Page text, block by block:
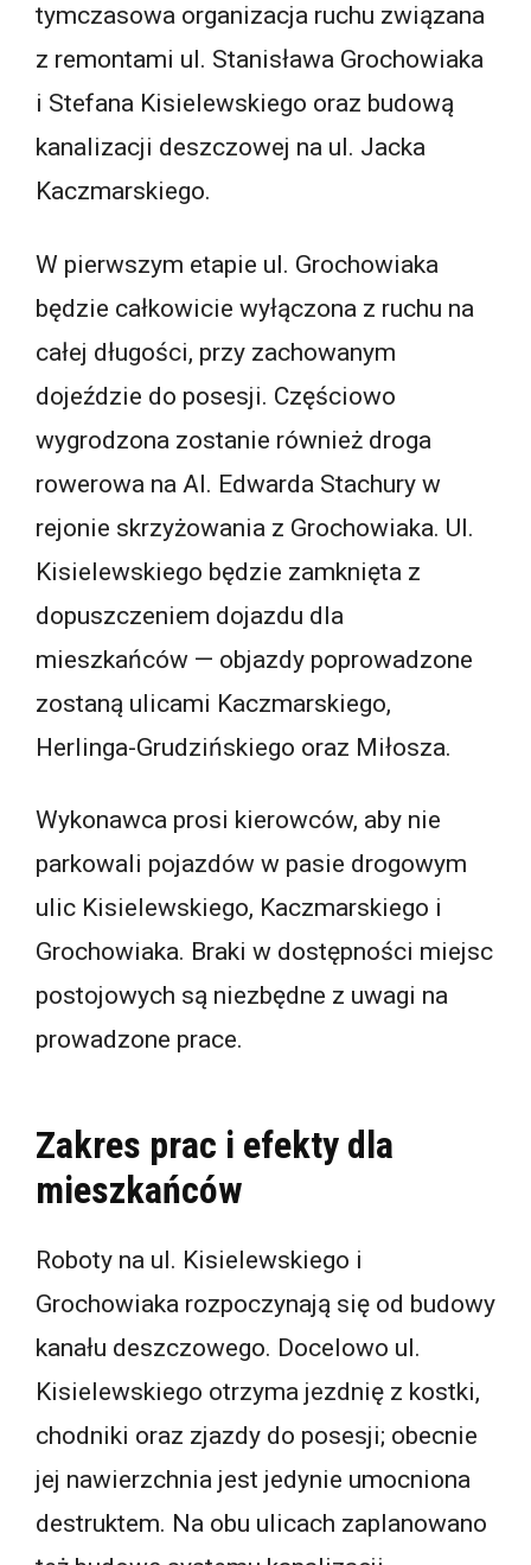
tymczasowa organizacja ruchu związana
z remontami ul. Stanisława Grochowiaka
i Stefana Kisielewskiego oraz budową
kanalizacji deszczowej na ul. Jacka
Kaczmarskiego.
W pierwszym etapie ul. Grochowiaka
będzie całkowicie wyłączona z ruchu na
całej długości, przy zachowanym
dojeździe do posesji. Częściowo
wygrodzona zostanie również droga
rowerowa na Al. Edwarda Stachury w
rejonie skrzyżowania z Grochowiaka. Ul.
Kisielewskiego będzie zamknięta z
dopuszczeniem dojazdu dla
mieszkańców — objazdy poprowadzone
zostaną ulicami Kaczmarskiego,
Herlinga-Grudzińskiego oraz Miłosza.
Wykonawca prosi kierowców, aby nie
parkowali pojazdów w pasie drogowym
ulic Kisielewskiego, Kaczmarskiego i
Grochowiaka. Braki w dostępności miejsc
postojowych są niezbędne z uwagi na
prowadzone prace.
Zakres prac i efekty dla
mieszkańców
Roboty na ul. Kisielewskiego i
Grochowiaka rozpoczynają się od budowy
kanału deszczowego. Docelowo ul.
Kisielewskiego otrzyma jezdnię z kostki,
chodniki oraz zjazdy do posesji; obecnie
jej nawierzchnia jest jedynie umocniona
destruktem. Na obu ulicach zaplanowano